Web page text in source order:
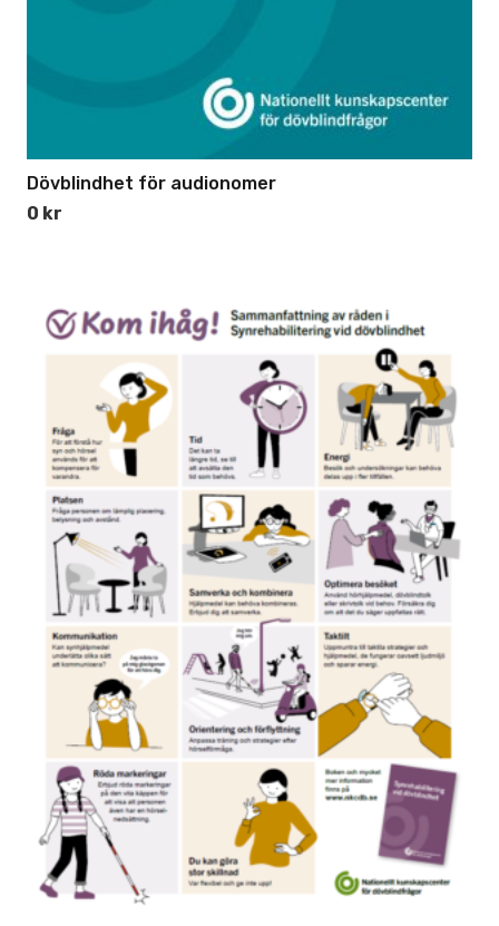
Dövblindhet för audionomer
0 kr